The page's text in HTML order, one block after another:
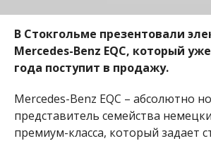
В Стокгольме презентовали
Mercedes-Benz EQC, который
года поступит в продажу.
Mercedes-Benz EQC – абсолютно
представитель семейства
премиум-класса, который задает